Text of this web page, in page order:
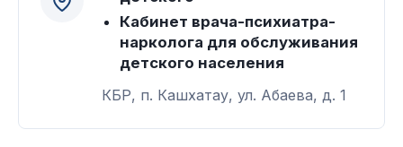
Кабинет врача-психиатра-
нарколога для обслуживания
детского населения
КБР, п. Кашхатау, ул. Абаева, д. 1